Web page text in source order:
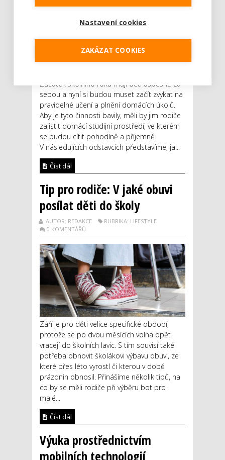
Začátek školního roku mají děti úspěšně za
sebou a nyní si budou muset začít zvykat na
pravidelné učení a plnění domácích úkolů.
Aby je tyto činnosti bavily, měli by jim rodiče
zajistit domácí studijní prostředí, ve kterém
se budou cítit pohodlně a příjemně.
V následujících odstavcích představíme, ja...
Číst dál
Tip pro rodiče: V jaké obuvi
posílat děti do školy
AUTOR: REDAKCE
RUBRIKA: LIFESTYLE
0 KOMENTÁŘŮ
Září je pro děti velice specifické období,
protože se po dvou měsících volna opět
vracejí do školních lavic. S tím souvisí také
potřeba obnovit školákovi výbavu obuvi, ze
které přes léto vyrostl či kterou v době
prázdnin obnosil. Přinášíme několik tipů, na
co by se měli rodiče při výběru bot pro
malé...
Číst dál
Výuka prostřednictvím
mobilních technologií
Nastavení cookies
ZAKÁZAT COOKIES